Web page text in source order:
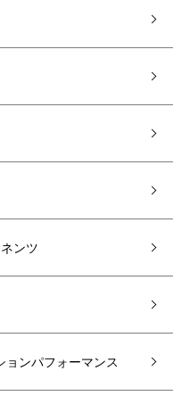
ンツ
ンパフォーマンス